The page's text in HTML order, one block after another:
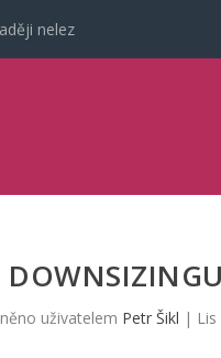
nelez
uživatelem Petr Šikl |